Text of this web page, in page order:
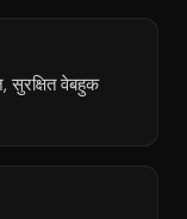
सुरक्षित वेबहुक